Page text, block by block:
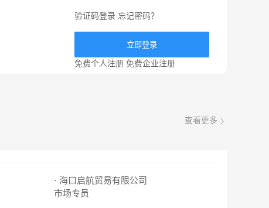
验证码登录 忘记密码？
立即登录
免费个人注册 免费企业注册
查看更多
· 海口启航贸易有限公司
市场专员